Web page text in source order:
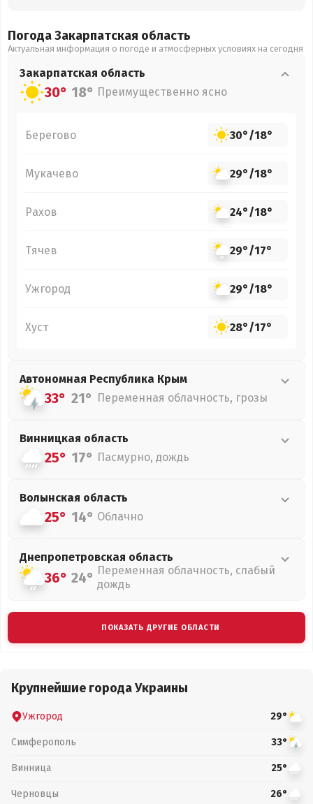
Погода Закарпатская область
Актуальная информация о погоде и атмосферных условиях на сегодня
Закарпатская область
30° 18° Преимущественно ясно
Берегово 30°/18°
Мукачево 29°/18°
Рахов 24°/18°
Тячев 29°/17°
Ужгород 29°/18°
Хуст 28°/17°
Автономная Республика Крым
33° 21° Переменная облачность, грозы
Винницкая область
25° 17° Пасмурно, дождь
Волынская область
25° 14° Облачно
Днепропетровская область
36° 24° Переменная облачность, слабый
дождь
ПОКАЗАТЬ ДРУГИЕ ОБЛАСТИ
Крупнейшие города Украины
Ужгород 29°
Симферополь 33°
Винница 25°
Черновцы 26°